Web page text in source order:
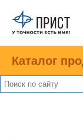
Каталог